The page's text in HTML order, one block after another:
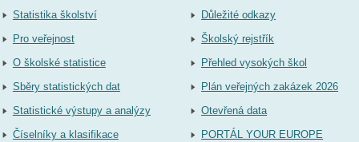
Statistika školství
Pro veřejnost
O školské statistice
Sběry statistických dat
Statistické výstupy a analýzy
Číselníky a klasifikace
Důležité odkazy
Školský rejstřík
Přehled vysokých škol
Plán veřejných zakázek 2026
Otevřená data
PORTÁL YOUR EUROPE